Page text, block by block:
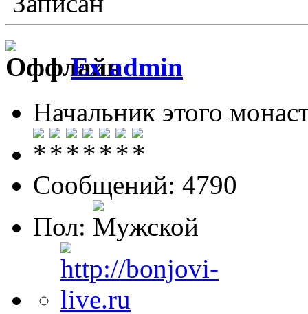
Ex admin
Начальник этого
Сообщений: 4790
Пол: